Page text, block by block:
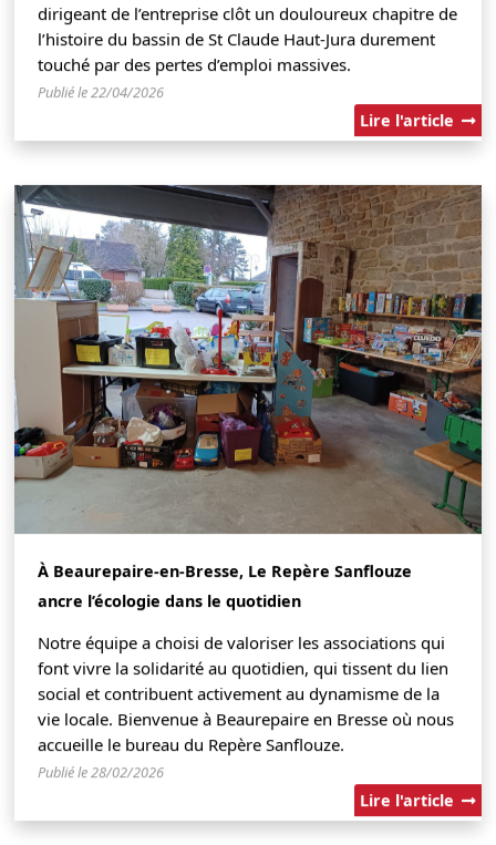
dirigeant de l’entreprise clôt un douloureux chapitre de
l’histoire du bassin de St Claude Haut-Jura durement
touché par des pertes d’emploi massives.
Publié le 22/04/2026
Lire l'article
À Beaurepaire-en-Bresse, Le Repère Sanflouze
ancre l’écologie dans le quotidien
Notre équipe a choisi de valoriser les associations qui
font vivre la solidarité au quotidien, qui tissent du lien
social et contribuent activement au dynamisme de la
vie locale. Bienvenue à Beaurepaire en Bresse où nous
accueille le bureau du Repère Sanflouze.
Publié le 28/02/2026
Lire l'article